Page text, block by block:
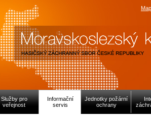
Služby pro
veřejnost
Informační
servis
Jednotky požární
ochrany